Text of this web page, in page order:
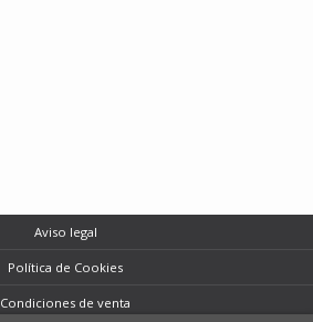
Aviso legal
Política de Cookies
Condiciones de venta